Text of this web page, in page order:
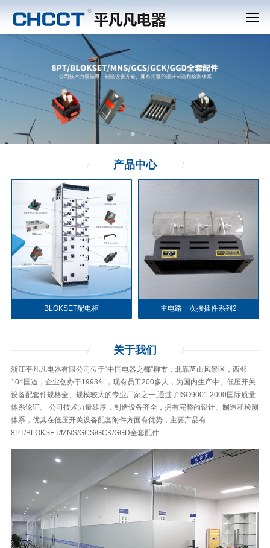
产品中心
BLOKSET配电柜 主电路一次接插件系列2
关于我们
浙江平凡凡电器有限公司位于“中国电器之都”柳市，北靠茗山风景区，西邻
104国道，企业创办于1993年，现有员工200多人，为国内生产中、低压开关
设备配套件规格全、规模较大的专业厂家之一,通过了ISO9001:2000国际质量
体系论证。 公司技术力量雄厚，制造设备齐全，拥有完整的设计、制造和检测
体系，优其在低压开关设备配套附件方面有优势，主要产品有
8PT/BLOKSET/MNS/GCS/GCK/GGD全套配件........